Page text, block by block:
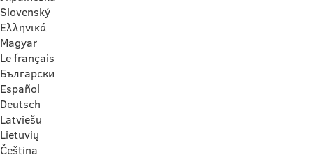
Slovenský
Ελληνικά
Magyar
Le français
Български
Español
Deutsch
Latviešu
Lietuvių
Čeština